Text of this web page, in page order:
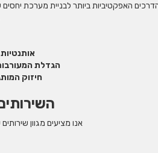
האפקטיביות ביותר לבניית מערכת
הגדלת
חיזוק
אנו מציעים מגוון